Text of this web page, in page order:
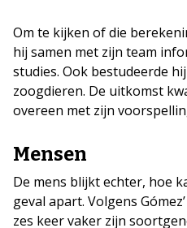
Om te kijken of die
hij samen met zijn team
studies. Ook bestudeerde
zoogdieren. De uitkomst
overeen met zijn
Mensen
De mens blijkt echter, hoe
geval apart. Volgens
zes keer vaker zijn